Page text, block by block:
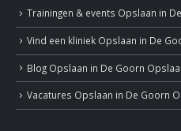
Trainingen & events Opslaan in
Vind een kliniek Opslaan in De
Blog Opslaan in De Goorn
Vacatures Opslaan in De Goorn